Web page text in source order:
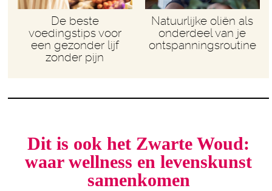
De beste
voedingstips voor
een gezonder lijf
zonder pijn
Natuurlijke oliën als
onderdeel van je
ontspanningsroutine
Dit is ook het Zwarte Woud:
waar wellness en levenskunst
samenkomen